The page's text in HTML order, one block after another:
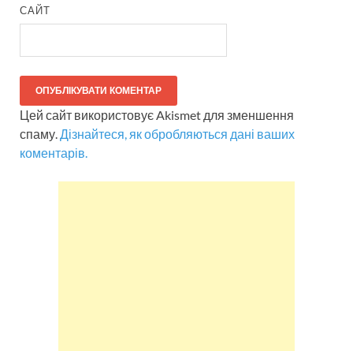
САЙТ
Цей сайт використовує Akismet для зменшення
спаму.Дізнайтеся, як обробляються дані ваших
коментарів.